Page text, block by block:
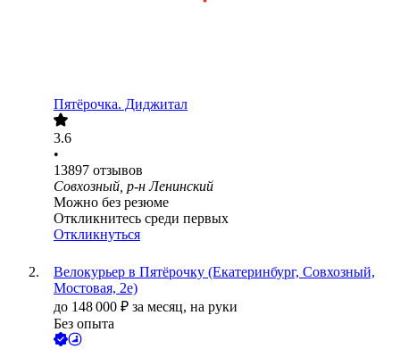
Пятёрочка. Диджитал
3.6
•
13897 отзывов
Совхозный, р-н Ленинский
Можно без резюме
Откликнитесь среди первых
Откликнуться
Велокурьер в Пятёрочку (Екатеринбург, Совхозный,
Мостовая, 2е)
до 148 000 ₽ за месяц, на руки
Без опыта